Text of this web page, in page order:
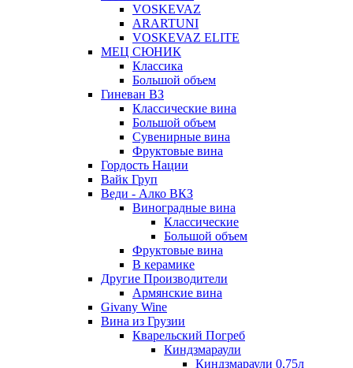
VOSKEVAZ
ARARTUNI
VOSKEVAZ ELITE
МЕЦ СЮНИК
Классика
Большой объем
Гиневан ВЗ
Классические вина
Большой объем
Сувенирные вина
Фруктовые вина
Гордость Нации
Вайк Груп
Веди - Алко ВКЗ
Виноградные вина
Классические
Большой объем
Фруктовые вина
В керамике
Другие Производители
Армянские вина
Givany Wine
Вина из Грузии
Кварельский Погреб
Киндзмараули
Киндзмараули 0,75л